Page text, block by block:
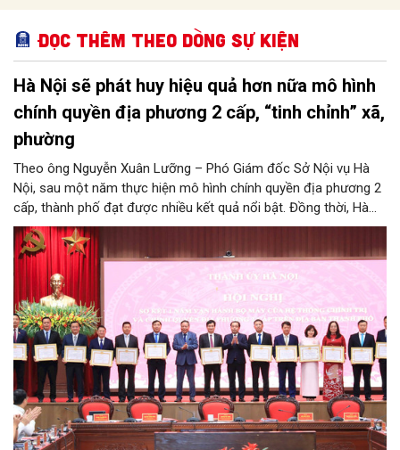
Đọc thêm Theo dòng sự kiện
Hà Nội sẽ phát huy hiệu quả hơn nữa mô hình
chính quyền địa phương 2 cấp, “tinh chỉnh” xã,
phường
Theo ông Nguyễn Xuân Lưỡng – Phó Giám đốc Sở Nội vụ Hà
Nội, sau một năm thực hiện mô hình chính quyền địa phương 2
cấp, thành phố đạt được nhiều kết quả nổi bật. Đồng thời, Hà
Nội đang nghiên cứu, thực hiện đúng tinh thần chỉ đạo của
Trung ương để tiếp tục tinh chỉnh xã, phường, đảm bảo mô hình
chính quyền địa phương 2 cấp của Hà Nội phát huy hiệu quả
hơn nữa trong giai đoạn mới.